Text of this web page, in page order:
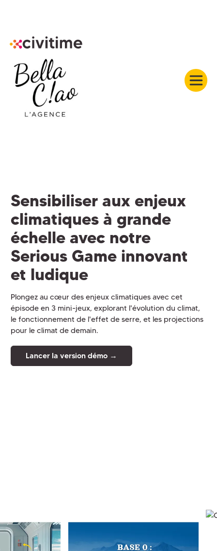
Sensibiliser aux enjeux
climatiques à grande
échelle avec notre
Serious Game innovant
et ludique
Plongez au cœur des enjeux climatiques avec cet
épisode en 3 mini-jeux, explorant l'évolution du climat,
le fonctionnement de l'effet de serre, et les projections
pour le climat de demain.
Lancer la version démo →